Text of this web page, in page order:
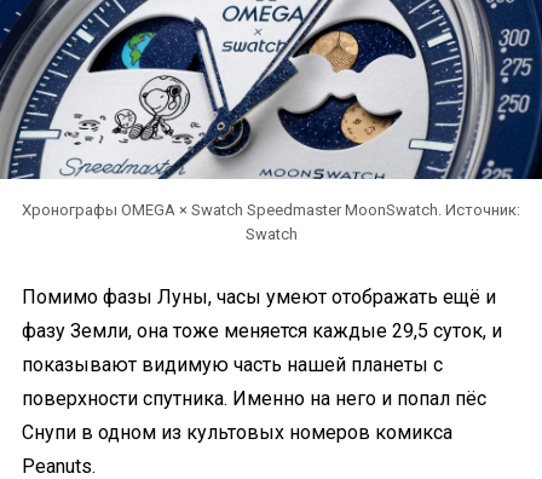
Хронографы OMEGA × Swatch Speedmaster MoonSwatch. Источник:
Swatch
Помимо фазы Луны, часы умеют отображать ещё и
фазу Земли, она тоже меняется каждые 29,5 суток, и
показывают видимую часть нашей планеты с
поверхности спутника. Именно на него и попал пёс
Снупи в одном из культовых номеров комикса
Peanuts.